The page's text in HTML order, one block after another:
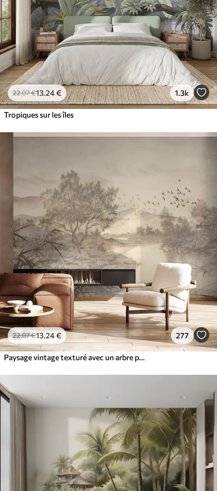
22.07€13 .24€ 1.3k
Tropiques sur les îles
22.07€13 .24€ 277